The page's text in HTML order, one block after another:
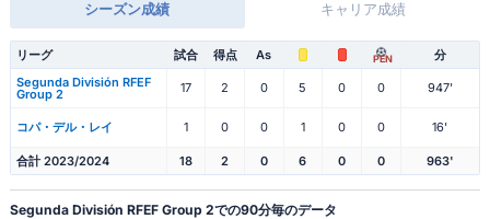
シーズン成績 キャリア成績
リーグ 試合 得点 As PEN
分
Segunda División RFEF
Group 2 17 2 0 5 0 0 947'
コパ・デル・レイ 1 0 0 1 0 0 16'
合計 2023/2024 18 2 0 6 0 0 963'
Segunda División RFEF Group 2での90分毎のデータ